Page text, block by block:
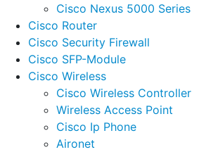
Cisco Nexus 5000 Series
Cisco Router
Cisco Security Firewall
Cisco SFP-Module
Cisco Wireless
Cisco Wireless Controller
Wireless Access Point
Cisco Ip Phone
Aironet